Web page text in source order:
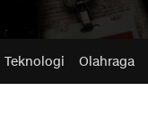
Teknologi Olahraga